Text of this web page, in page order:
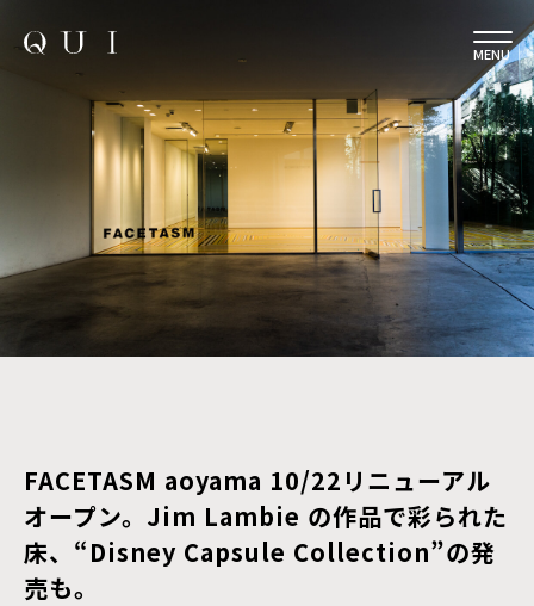
MENU
FACETASM aoyama 10/22リニューアル
オープン。Jim Lambie の作品で彩られた
床、“Disney Capsule Collection”の発
売も。